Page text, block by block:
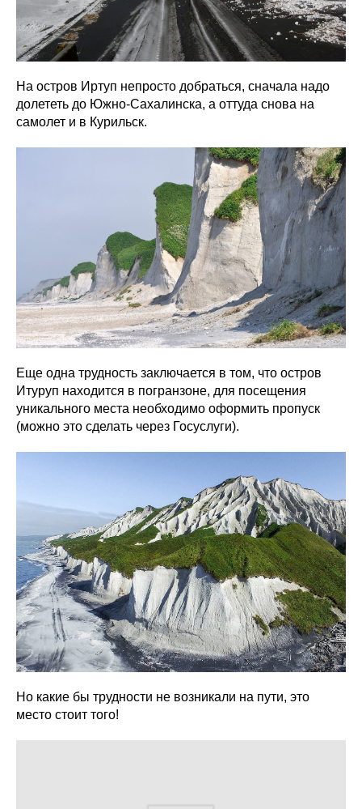
На остров Иртуп непросто добраться, сначала надо
долететь до Южно-Сахалинска, а оттуда снова на
самолет и в Курильск.
Еще одна трудность заключается в том, что остров
Итуруп находится в погранзоне, для посещения
уникального места необходимо оформить пропуск
(можно это сделать через Госуслуги).
Но какие бы трудности не возникали на пути, это
место стоит того!